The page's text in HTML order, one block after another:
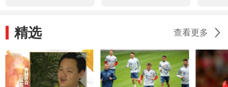
精选 查看更多